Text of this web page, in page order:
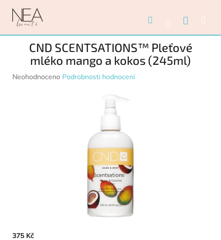
HledatPřihlášení
CND SCENTSATIONS™ Pleťové
mléko mango a kokos (245ml)
Průměrné hodnocení produktu je 0,0 z 5 hvězdiček.
Neohodnoceno Podrobnosti hodnocení
375 Kč